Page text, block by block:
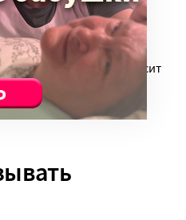
ширмы… только
нет — во многом зависит
неравнодушия